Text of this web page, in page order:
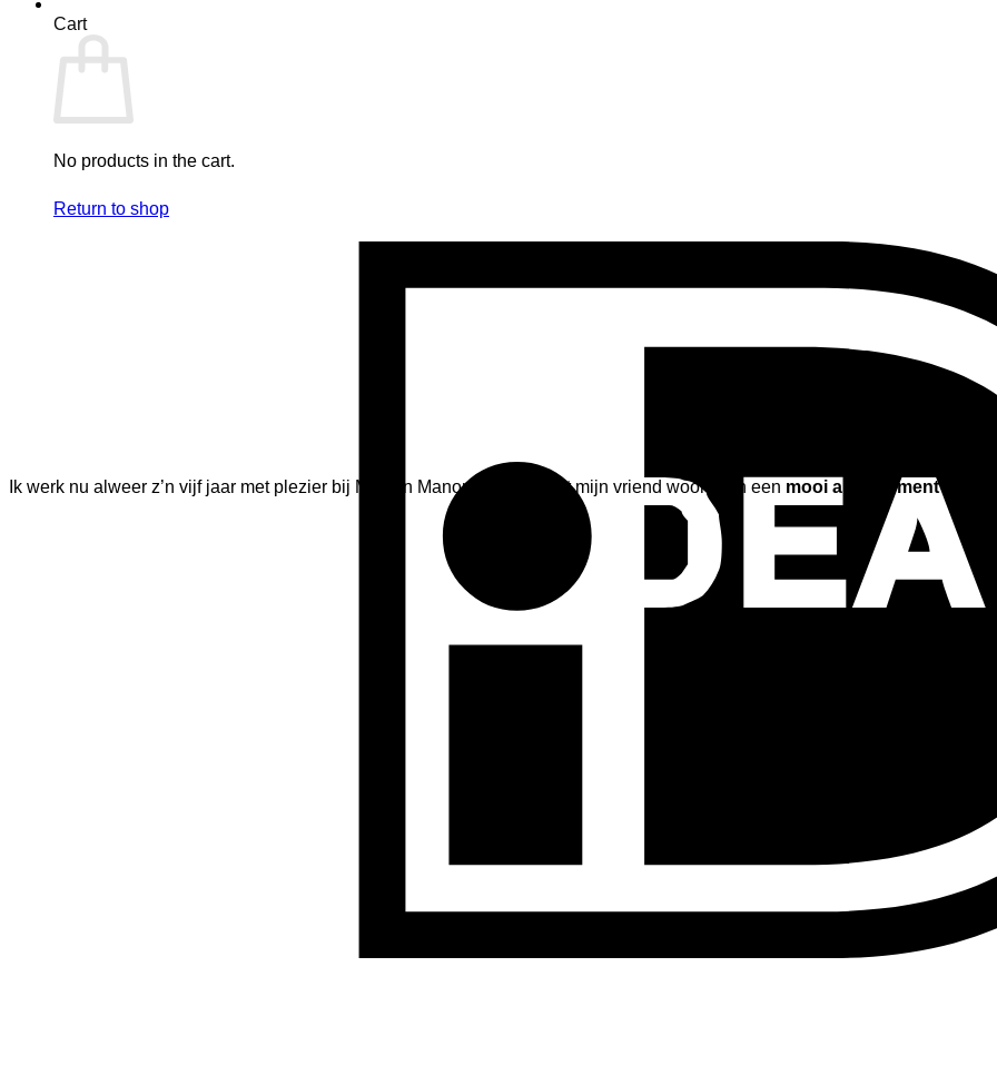
Cart
No products in the cart.
Return to shop
Ik werk nu alweer z’n vijf jaar met plezier bij Maison Manon. Samen met mijn vriend woon ik in een mooi appartement in